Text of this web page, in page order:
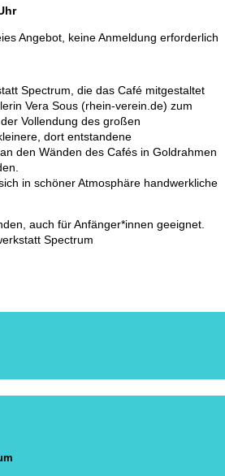
Angebot, keine Anmeldung erforderlich
Spectrum, die das Café mitgestaltet
Vera Sous (rhein-verein.de) zum
Vollendung des großen
dort entstandene
den Wänden des Cafés in Goldrahmen
in schöner Atmosphäre handwerkliche
auch für Anfänger*innen geeignet.
Spectrum